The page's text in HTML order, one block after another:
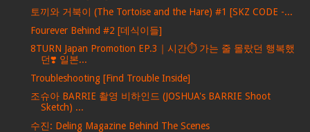
토끼와 거북이 (The Tortoise and the Hare) #1 [SKZ CODE -...
Fourever Behind #2 [데식이들]
8TURN Japan Promotion EP.3｜시간⏱️ 가는 줄 몰랐던 행복했
던❣️ 일본...
Troubleshooting [Find Trouble Inside]
조슈아 BARRIE 촬영 비하인드 (JOSHUA's BARRIE Shoot
Sketch) ...
수진: Deling Magazine Behind The Scenes